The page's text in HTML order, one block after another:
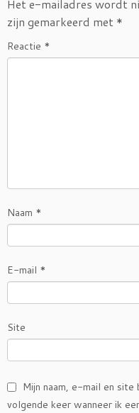
Het e-mailadres wordt
zijn gemarkeerd met *
Reactie *
Naam *
E-mail *
Site
Mijn naam, e-mail en
volgende keer wanneer ik